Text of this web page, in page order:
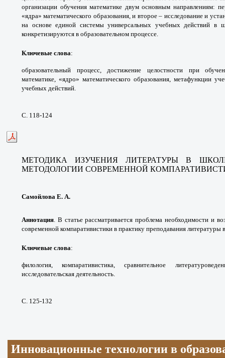
организации обучения математике двум основным направлениям:
«ядра» математического образования, и второе – исследование и
на основе единой системы универсальных учебных действий в
конкретизируются в образовательном процессе.
Ключевые слова:
образовательный процесс, достижение целостности при
математике, «ядро» математического образования, метафункции
учебных действий.
С. 118-124
МЕТОДИКА ИЗУЧЕНИЯ ЛИТЕРАТУРЫ В
МЕТОДОЛОГИИ СОВРЕМЕННОЙ
Самойлова Е. А.
Аннотация. В статье рассматривается проблема необходимости и
современной компаративистики в практику преподавания литературы
Ключевые слова:
филология, компаративистика, сравнительное
исследовательская деятельность.
С. 125-132
Инновационные технологии в